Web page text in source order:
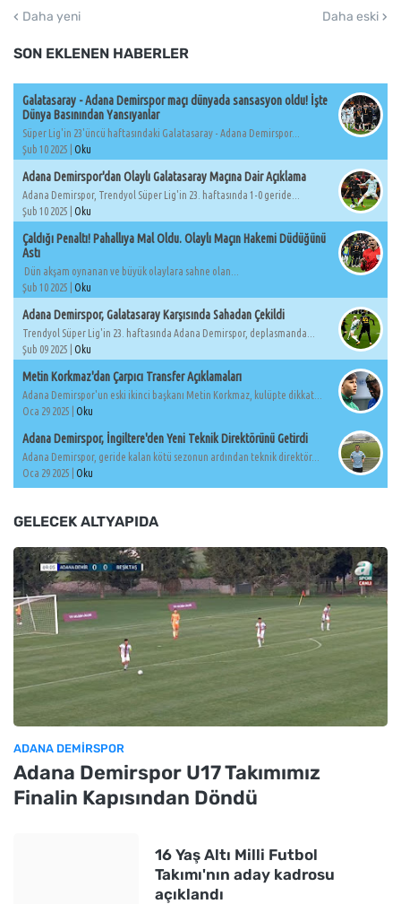
Daha yeni Daha eski
SON EKLENEN HABERLER
Galatasaray - Adana Demirspor maçı dünyada sansasyon oldu! İşte
Dünya Basınından Yansıyanlar
Süper Lig'in 23'üncü haftasındaki Galatasaray - Adana Demirspor...
Şub 10 2025 | Oku
Adana Demirspor'dan Olaylı Galatasaray Maçına Dair Açıklama
Adana Demirspor, Trendyol Süper Lig'in 23. haftasında 1-0 geride...
Şub 10 2025 | Oku
Çaldığı Penaltı! Pahallıya Mal Oldu. Olaylı Maçın Hakemi Düdüğünü
Astı
Dün akşam oynanan ve büyük olaylara sahne olan...
Şub 10 2025 | Oku
Adana Demirspor, Galatasaray Karşısında Sahadan Çekildi
Trendyol Süper Lig'in 23. haftasında Adana Demirspor, deplasmanda...
Şub 09 2025 | Oku
Metin Korkmaz'dan Çarpıcı Transfer Açıklamaları
Adana Demirspor'un eski ikinci başkanı Metin Korkmaz, kulüpte dikkat...
Oca 29 2025 | Oku
Adana Demirspor, İngiltere'den Yeni Teknik Direktörünü Getirdi
Adana Demirspor, geride kalan kötü sezonun ardından teknik direktör...
Oca 29 2025 | Oku
GELECEK ALTYAPIDA
ADANA DEMIRSPOR
Adana Demirspor U17 Takımımız
Finalin Kapısından Döndü
16 Yaş Altı Milli Futbol
Takımı'nın aday kadrosu
açıklandı